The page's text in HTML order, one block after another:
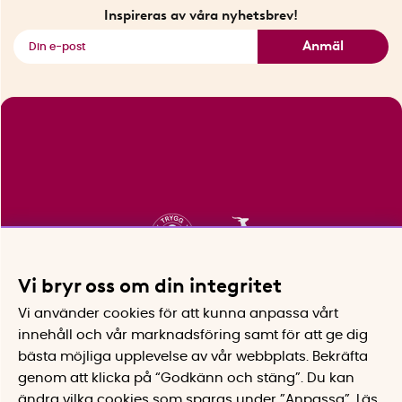
Inspireras av våra nyhetsbrev!
Anmäl
Vi bryr oss om din integritet
Vi använder cookies för att kunna anpassa vårt
innehåll och vår marknadsföring samt för att ge dig
bästa möjliga upplevelse av vår webbplats.
Bekräfta
genom att klicka på “Godkänn och stäng”. Du kan
ändra vilka cookies som sparas under ”Anpassa”.
Läs